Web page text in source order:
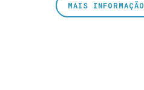
MAIS INFORMAÇÃO